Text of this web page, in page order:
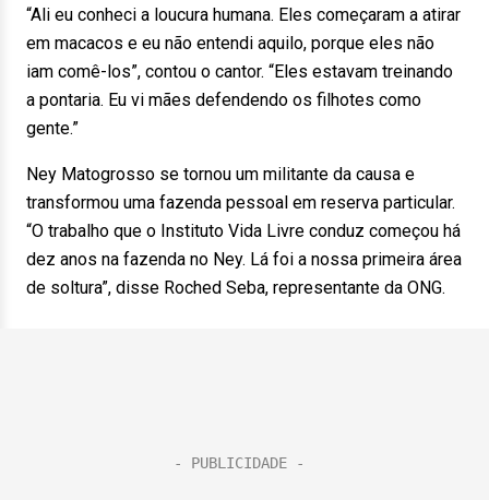
“Ali eu conheci a loucura humana. Eles começaram a atirar
em macacos e eu não entendi aquilo, porque eles não
iam comê-los”, contou o cantor. “Eles estavam treinando
a pontaria. Eu vi mães defendendo os filhotes como
gente.”
Ney Matogrosso se tornou um militante da causa e
transformou uma fazenda pessoal em reserva particular.
“O trabalho que o Instituto Vida Livre conduz começou há
dez anos na fazenda no Ney. Lá foi a nossa primeira área
de soltura”, disse Roched Seba, representante da ONG.